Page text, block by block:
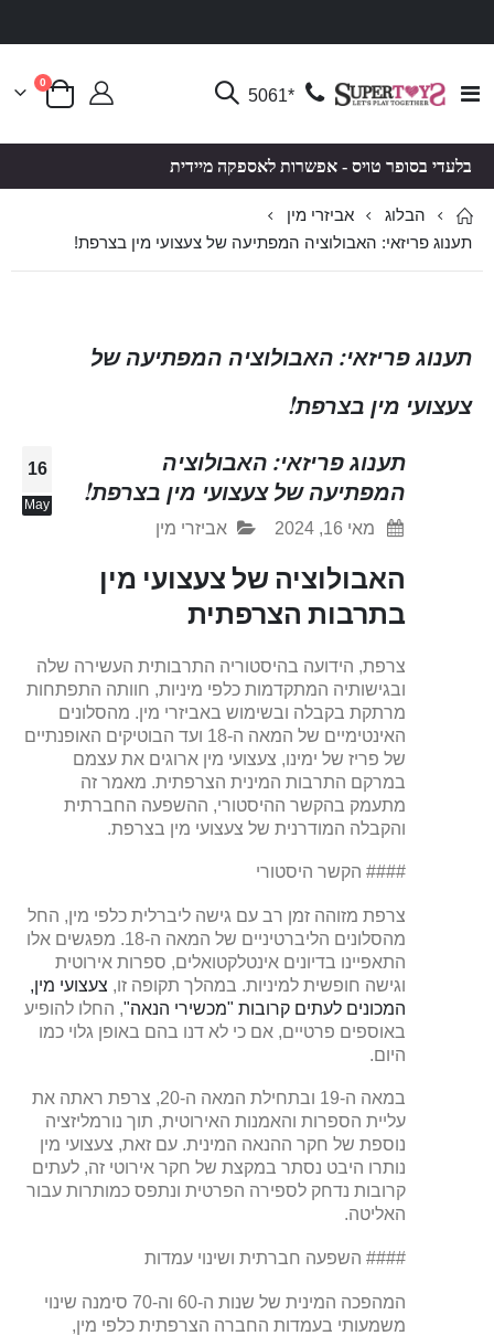
Toggle
*5061 סל קניות
0פריטים
בלעדי בסופר טויס - אפשרות לאספקה מיידית
הבלוג
אביזרי מין
תענוג פריזאי: האבולוציה המפתיעה של צעצועי מין בצרפת!
תענוג פריזאי: האבולוציה המפתיעה של
צעצועי מין בצרפת!
16
May
תענוג פריזאי: האבולוציה
המפתיעה של צעצועי מין בצרפת!
מאי 16, 2024 אביזרי מין
האבולוציה של צעצועי מין
בתרבות הצרפתית
צרפת, הידועה בהיסטוריה התרבותית העשירה שלה
ובגישותיה המתקדמות כלפי מיניות, חוותה התפתחות
מרתקת בקבלה ובשימוש באביזרי מין. מהסלונים
האינטימיים של המאה ה-18 ועד הבוטיקים האופנתיים
של פריז של ימינו, צעצועי מין ארוגים את עצמם
במרקם התרבות המינית הצרפתית. מאמר זה
מתעמק בהקשר ההיסטורי, ההשפעה החברתית
והקבלה המודרנית של צעצועי מין בצרפת.
#### הקשר היסטורי
צרפת מזוהה זמן רב עם גישה ליברלית כלפי מין, החל
מהסלונים הליברטיניים של המאה ה-18. מפגשים אלו
התאפיינו בדיונים אינטלקטואלים, ספרות אירוטית
וגישה חופשית למיניות. במהלך תקופה זו, צעצועי מין,
המכונים לעתים קרובות "מכשירי הנאה", החלו להופיע
באוספים פרטיים, אם כי לא דנו בהם באופן גלוי כמו
היום.
במאה ה-19 ובתחילת המאה ה-20, צרפת ראתה את
עליית הספרות והאמנות האירוטית, תוך נורמליזציה
נוספת של חקר ההנאה המינית. עם זאת, צעצועי מין
נותרו היבט נסתר במקצת של חקר אירוטי זה, לעתים
קרובות נדחק לספירה הפרטית ונתפס כמותרות עבור
האליטה.
#### השפעה חברתית ושינוי עמדות
המהפכה המינית של שנות ה-60 וה-70 סימנה שינוי
משמעותי בעמדות החברה הצרפתית כלפי מין,